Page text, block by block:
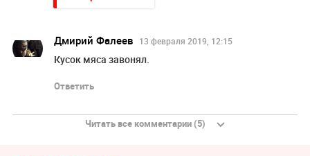
Дмирий Фалеев 13 февраля 2019, 12:15
Кусок мяса завонял.
Ответить
Читать все комментарии (5)